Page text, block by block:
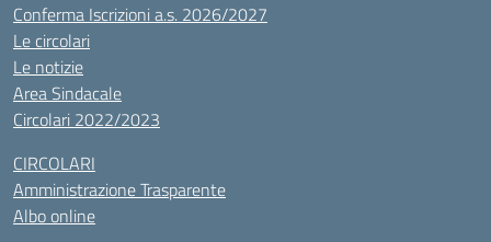
Conferma Iscrizioni a.s. 2026/2027
Le circolari
Le notizie
Area Sindacale
Circolari 2022/2023
CIRCOLARI
Amministrazione Trasparente
Albo online